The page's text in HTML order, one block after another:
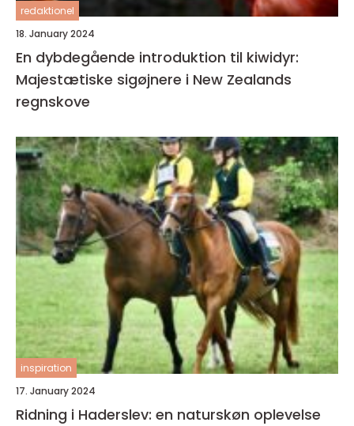
redaktionel
18. January 2024
En dybdegående introduktion til kiwidyr:
Majestætiske sigøjnere i New Zealands
regnskove
inspiration
17. January 2024
Ridning i Haderslev: en naturskøn oplevelse